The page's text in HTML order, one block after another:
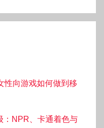
性向游戏如何做到移
：NPR、卡通着色与